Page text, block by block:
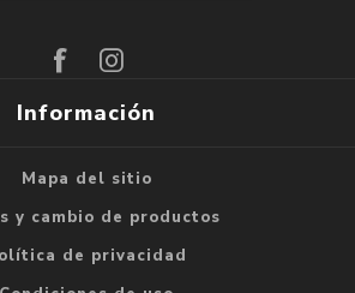
Información
Mapa del sitio
y cambio de productos
de privacidad